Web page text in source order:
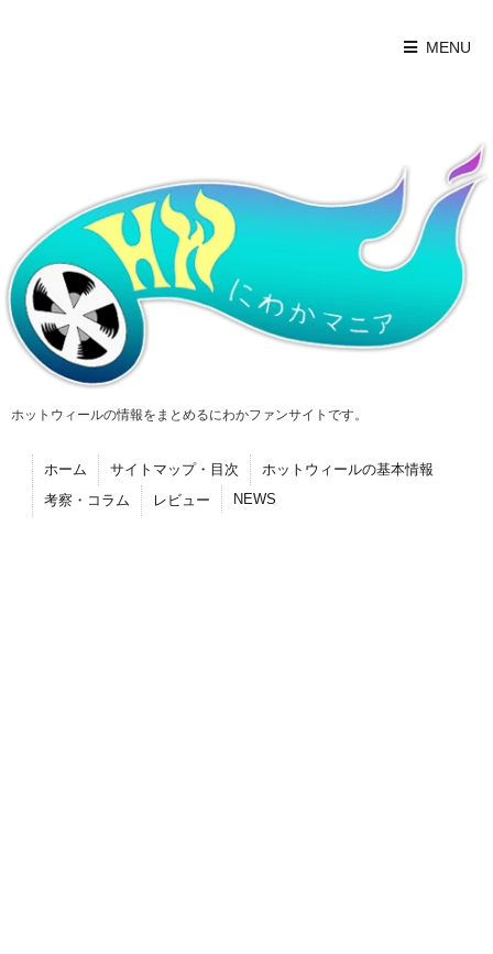
MENU
ホットウィールの情報をまとめるにわかファンサイトです。
ホーム サイトマップ・目次
ホットウィールの基本情報
考察・コラム
レビュー NEWS